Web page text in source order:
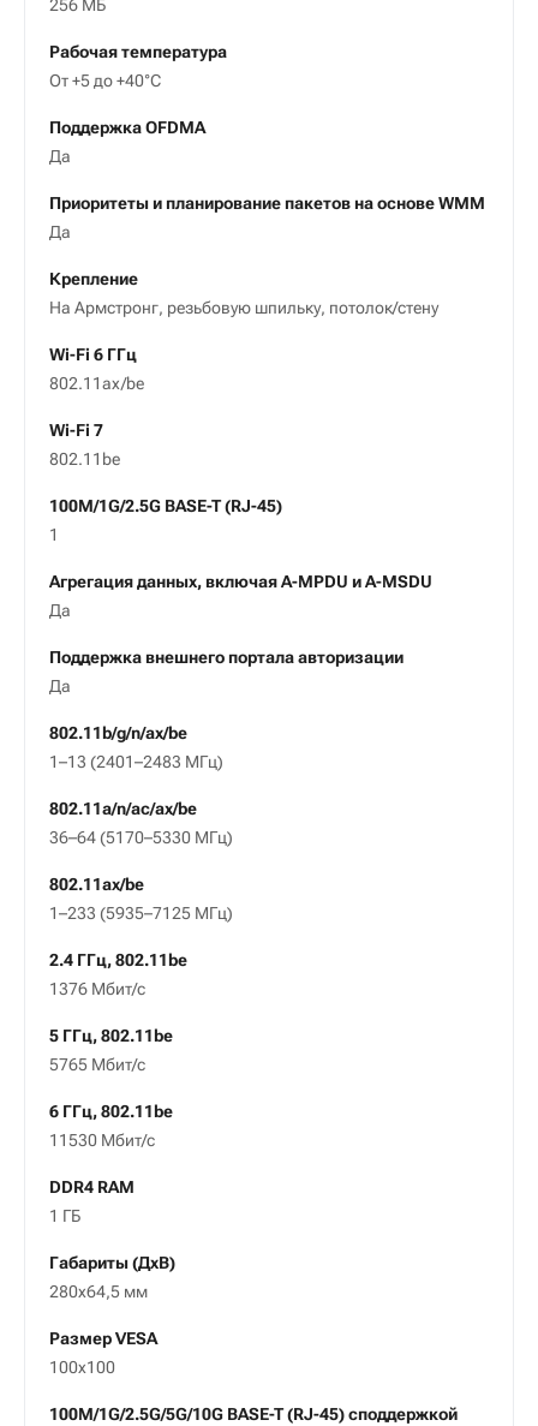
256 MБ
Рабочая температура
От +5 до +40°С
Поддержка OFDMA
Да
Приоритеты и планирование пакетов на основе WMM
Да
Крепление
На Армстронг, резьбовую шпильку, потолок/стену
Wi-Fi 6 ГГц
802.11ax/be
Wi-Fi 7
802.11be
100M/1G/2.5G BASE-T (RJ-45)
1
Агрегация данных, включая A-MPDU и А-MSDU
Да
Поддержка внешнего портала авторизации
Да
802.11b/g/n/ax/be
1–13 (2401–2483 МГц)
802.11a/n/ac/ax/be
36–64 (5170–5330 МГц)
802.11ax/be
1–233 (5935–7125 МГц)
2.4 ГГц, 802.11be
1376 Мбит/c
5 ГГц, 802.11be
5765 Мбит/c
6 ГГц, 802.11be
11530 Мбит/c
DDR4 RAM
1 ГБ
Габариты (ДxВ)
280x64,5 мм
Размер VESA
100x100
100M/1G/2.5G/5G/10G BASE-T (RJ-45) споддержкой